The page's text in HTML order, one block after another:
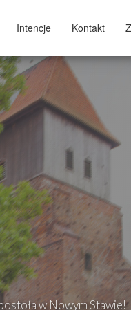
Intencje Kontakt
w Nowym Stawie!